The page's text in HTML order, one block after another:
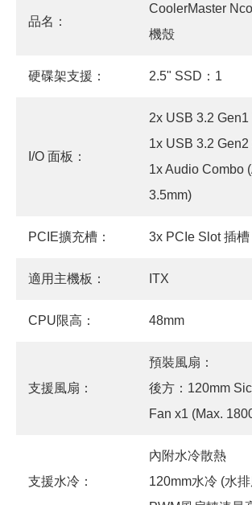
品名：
CoolerMaster
機殼
硬碟架支援： 2.5" SSD：1
I/O 面板：
2x USB 3.2 Gen1
1x USB 3.2 Gen2
1x Audio Combo
3.5mm)
PCIE擴充槽： 3x PCIe Slot 插槽
適用主機板： ITX
CPU限高： 48mm
支援風扇：
預裝風扇：
後方：120mm
Fan x1 (Max.
支援水冷：
內附水冷散熱
120mm水冷 (水